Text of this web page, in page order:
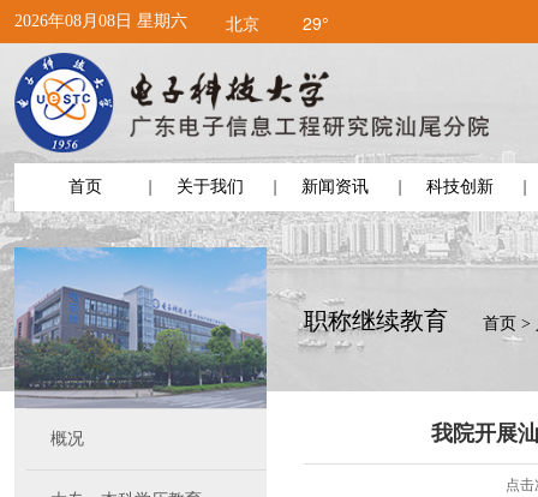
2026年08月08日 星期六 北京 29°
首页 关于我们 新闻资讯 科技创新
概况
职称继续教育 首页 >
我院开展
点击